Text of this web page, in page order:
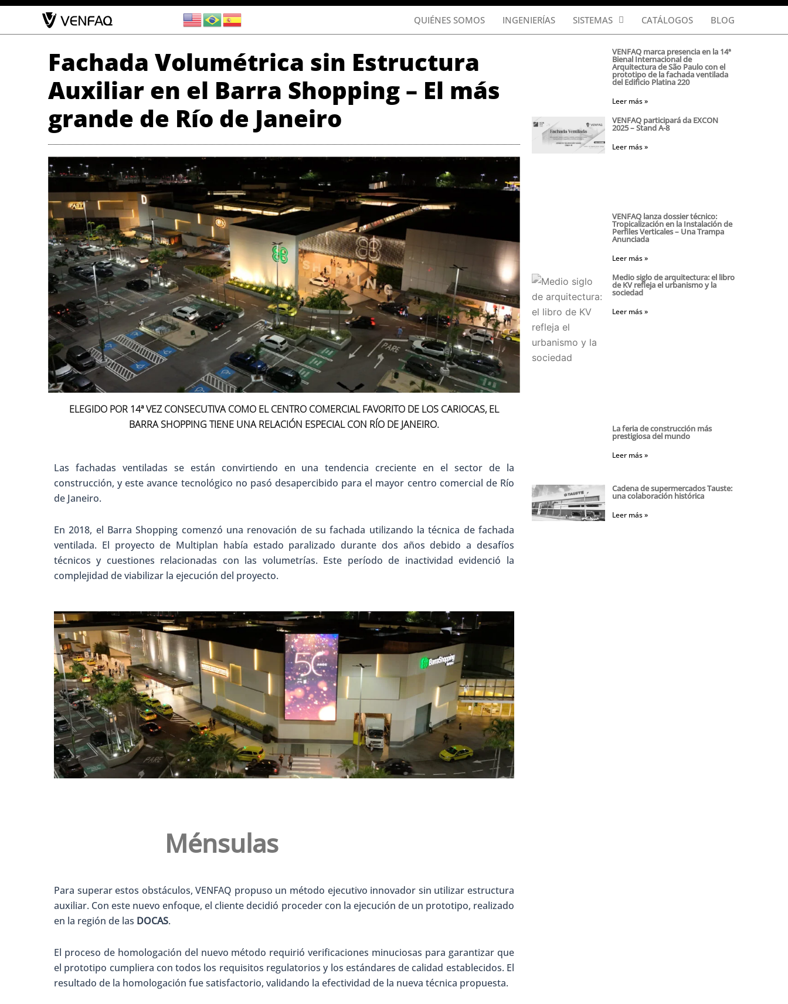
Ir
contenido
QUIÉNES SOMOS INGENIERÍAS SISTEMAS CATÁLOGOS BLOG
Fachada Volumétrica sin Estructura
Auxiliar en el Barra Shopping – El más
grande de Río de Janeiro
ELEGIDO POR 14ª VEZ CONSECUTIVA COMO EL CENTRO COMERCIAL FAVORITO DE LOS CARIOCAS, EL
BARRA SHOPPING TIENE UNA RELACIÓN ESPECIAL CON RÍO DE JANEIRO.
Las fachadas ventiladas se están convirtiendo en una tendencia creciente en el sector de la
construcción, y este avance tecnológico no pasó desapercibido para el mayor centro comercial de Río
de Janeiro.
En 2018, el Barra Shopping comenzó una renovación de su fachada utilizando la técnica de fachada
ventilada. El proyecto de Multiplan había estado paralizado durante dos años debido a desafíos
técnicos y cuestiones relacionadas con las volumetrías. Este período de inactividad evidenció la
complejidad de viabilizar la ejecución del proyecto.
Ménsulas
Para superar estos obstáculos, VENFAQ propuso un método ejecutivo innovador sin utilizar estructura
auxiliar. Con este nuevo enfoque, el cliente decidió proceder con la ejecución de un prototipo, realizado
en la región de las DOCAS.
El proceso de homologación del nuevo método requirió verificaciones minuciosas para garantizar que
el prototipo cumpliera con todos los requisitos regulatorios y los estándares de calidad establecidos. El
resultado de la homologación fue satisfactorio, validando la efectividad de la nueva técnica propuesta.
VENFAQ marca presencia en la 14ª
Bienal Internacional de
Arquitectura de São Paulo con el
prototipo de la fachada ventilada
del Edificio Platina 220
Leer más »
VENFAQ participará da EXCON
2025 – Stand A-8
Leer más »
VENFAQ lanza dossier técnico:
Tropicalización en la Instalación de
Perfiles Verticales – Una Trampa
Anunciada
Leer más »
Medio siglo de arquitectura: el libro
de KV refleja el urbanismo y la
sociedad
Leer más »
La feria de construcción más
prestigiosa del mundo
Leer más »
Cadena de supermercados Tauste:
una colaboración histórica
Leer más »